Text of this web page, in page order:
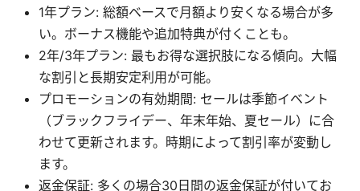
1年プラン: 総額ベースで月額より安くなる場合が多
い。ボーナス機能や追加特典が付くことも。
2年/3年プラン: 最もお得な選択肢になる傾向。大幅
な割引と長期安定利用が可能。
プロモーションの有効期間: セールは季節イベント
（ブラックフライデー、年末年始、夏セール）に合
わせて更新されます。時期によって割引率が変動し
ます。
返金保証: 多くの場合30日間の返金保証が付いてお